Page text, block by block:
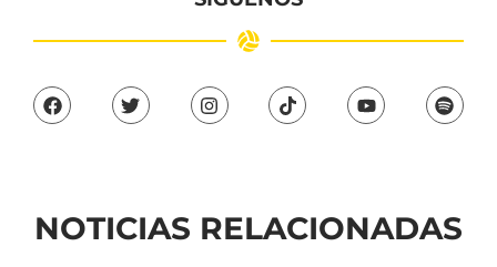
NOTICIAS RELACIONADAS